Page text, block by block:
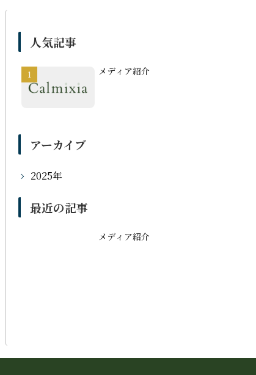
人気記事
メディア紹介
アーカイブ
2025年
最近の記事
メディア紹介